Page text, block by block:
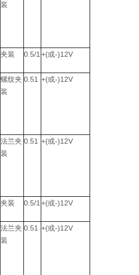
装
夹装 0.5/1 +(或-)12V
螺纹夹
装
0.51 +(或-)12V
法兰夹
装
0.51 +(或-)12V
夹装 0.5/1 +(或-)12V
法兰夹
装
0.51 +(或-)12V